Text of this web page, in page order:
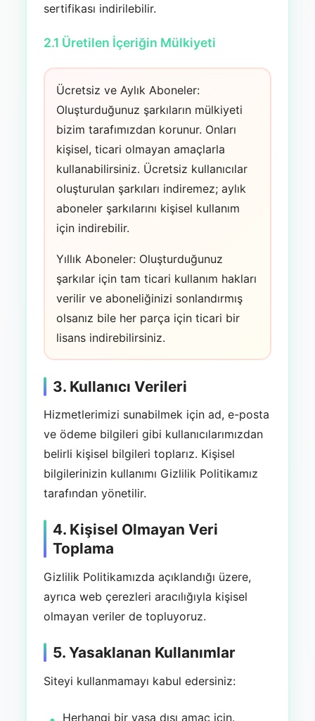
sertifikası indirilebilir.
2.1 Üretilen İçeriğin Mülkiyeti
Ücretsiz ve Aylık Aboneler:
Oluşturduğunuz şarkıların mülkiyeti
bizim tarafımızdan korunur. Onları
kişisel, ticari olmayan amaçlarla
kullanabilirsiniz. Ücretsiz kullanıcılar
oluşturulan şarkıları indiremez; aylık
aboneler şarkılarını kişisel kullanım
için indirebilir.
Yıllık Aboneler: Oluşturduğunuz
şarkılar için tam ticari kullanım hakları
verilir ve aboneliğinizi sonlandırmış
olsanız bile her parça için ticari bir
lisans indirebilirsiniz.
3. Kullanıcı Verileri
Hizmetlerimizi sunabilmek için ad, e-posta
ve ödeme bilgileri gibi kullanıcılarımızdan
belirli kişisel bilgileri toplarız. Kişisel
bilgilerinizin kullanımı Gizlilik Politikamız
tarafından yönetilir.
4. Kişisel Olmayan Veri
Toplama
Gizlilik Politikamızda açıklandığı üzere,
ayrıca web çerezleri aracılığıyla kişisel
olmayan veriler de topluyoruz.
5. Yasaklanan Kullanımlar
Siteyi kullanmamayı kabul edersiniz:
Herhangi bir yasa dışı amaç için.